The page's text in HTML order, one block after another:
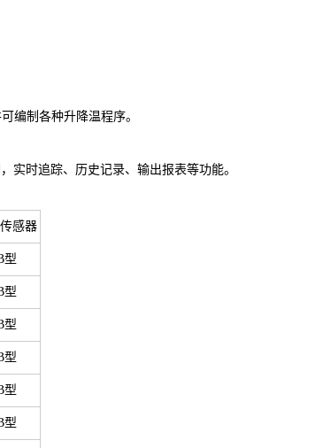
编制各种升降温程序。
实时追踪、历史记录、输出报表等功能。
传感器
型
型
型
型
型
型